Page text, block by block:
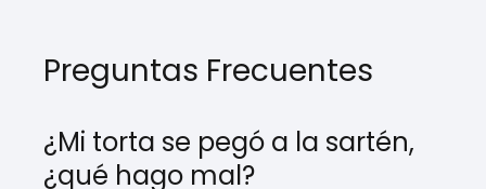
Preguntas Frecuentes
¿Mi torta se pegó a la sartén,
¿qué hago mal?